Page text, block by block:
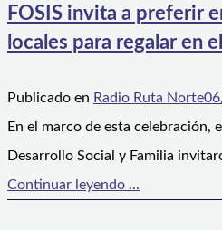
FOSIS invita a preferir
locales para regalar en
Publicado en Radio Ruta Norte
En el marco de esta celebración,
Desarrollo Social y Familia
Continuar leyendo ...